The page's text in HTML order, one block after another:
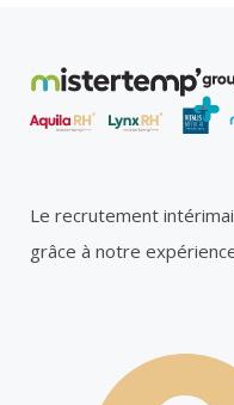
Le recrutement
grâce à notre